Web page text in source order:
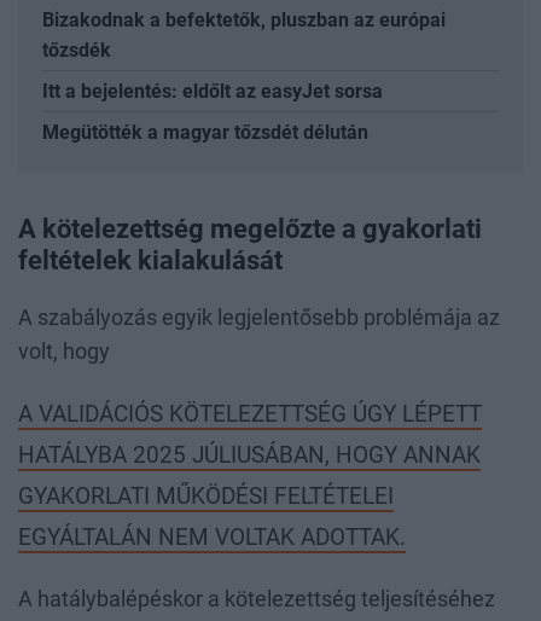
Bizakodnak a befektetők, pluszban az európai
tőzsdék
Itt a bejelentés: eldőlt az easyJet sorsa
Megütötték a magyar tőzsdét délután
A kötelezettség megelőzte a gyakorlati
feltételek kialakulását
A szabályozás egyik legjelentősebb problémája az
volt, hogy
A VALIDÁCIÓS KÖTELEZETTSÉG ÚGY LÉPETT
HATÁLYBA 2025 JÚLIUSÁBAN, HOGY ANNAK
GYAKORLATI MŰKÖDÉSI FELTÉTELEI
EGYÁLTALÁN NEM VOLTAK ADOTTAK.
A hatálybalépéskor a kötelezettség teljesítéséhez